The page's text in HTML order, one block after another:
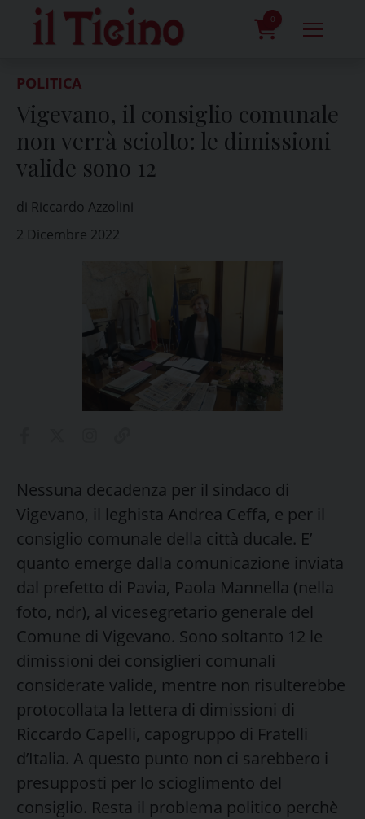
content
0
POLITICA
Vigevano, il consiglio comunale
non verrà sciolto: le dimissioni
valide sono 12
di Riccardo Azzolini
2 Dicembre 2022
Nessuna decadenza per il sindaco di
Vigevano, il leghista Andrea Ceffa, e per il
consiglio comunale della città ducale. E’
quanto emerge dalla comunicazione inviata
dal prefetto di Pavia, Paola Mannella (nella
foto, ndr), al vicesegretario generale del
Comune di Vigevano. Sono soltanto 12 le
dimissioni dei consiglieri comunali
considerate valide, mentre non risulterebbe
protocollata la lettera di dimissioni di
Riccardo Capelli, capogruppo di Fratelli
d’Italia. A questo punto non ci sarebbero i
presupposti per lo scioglimento del
consiglio. Resta il problema politico perchè